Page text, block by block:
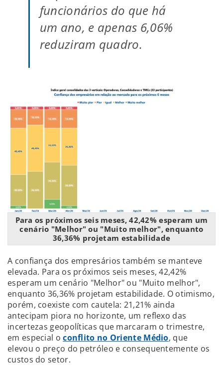
funcionários do que há
um ano, e apenas 6,06%
reduziram quadro.
Para os próximos seis meses, 42,42% esperam um
cenário "Melhor" ou "Muito melhor", enquanto
36,36% projetam estabilidade
A confiança dos empresários também se manteve
elevada. Para os próximos seis meses, 42,42%
esperam um cenário "Melhor" ou "Muito melhor",
enquanto 36,36% projetam estabilidade. O otimismo,
porém, coexiste com cautela: 21,21% ainda
antecipam piora no horizonte, um reflexo das
incertezas geopolíticas que marcaram o trimestre,
em especial oconflito no Oriente Médio, que
elevou o preço do petróleo e consequentemente os
custos do setor.